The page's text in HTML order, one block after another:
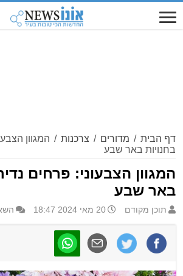
דף הבית / מדורים / צרכנות / המגוון
בחנויות באר שבע
המגוון הצבעוני: פרחים
באר שבע
תוכן מקודם 20 מאי 2024 18:47